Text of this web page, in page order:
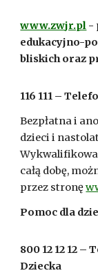
www.zwjr.pl -
edukacyjno-
bliskich oraz
116 111 –
Bezpłatna i
dzieci i
całą dobę,
przez stronę
Pomoc dla
800 12 12 12
Dziecka